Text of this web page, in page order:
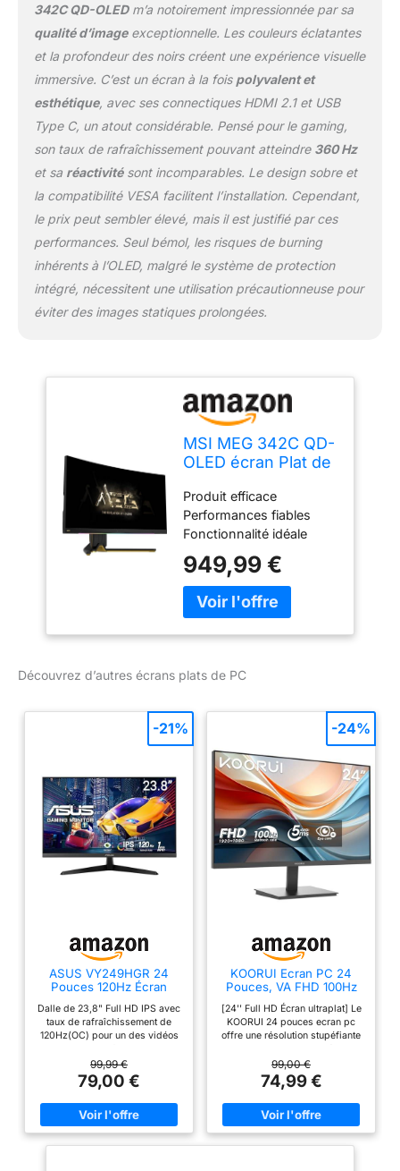
342C QD-OLEDm’a notoirement impressionnée par sa
qualité d’imageexceptionnelle. Les couleurs éclatantes
et la profondeur des noirs créent une expérience visuelle
immersive. C’est un écran à la fois polyvalent et
esthétique, avec ses connectiques HDMI 2.1 et USB
Type C, un atout considérable. Pensé pour le gaming,
son taux de rafraîchissement pouvant atteindre 360 Hz
et sa réactivitésont incomparables. Le design sobre et
la compatibilité VESA facilitent l’installation. Cependant,
le prix peut sembler élevé, mais il est justifié par ces
performances. Seul bémol, les risques de burning
inhérents à l’OLED, malgré le système de protection
intégré, nécessitent une utilisation précautionneuse pour
éviter des images statiques prolongées.
MSI MEG 342C QD-
OLED écran Plat de
3440 x 1440 Pixels
UltraWide Quad HD
Noir
Produit efficace
Performances fiables
Fonctionnalité idéale
949,99 €
Découvrez d’autres écrans plats de PC
ASUS VY249HGR 24
Pouces 120Hz Écran
Dalle de 23,8" Full HD IPS avec
taux de rafraîchissement de
120Hz(OC) pour un des vidéos
technologie SmoothMotion et un
MPRT de 1ms éliminent le
traçage et garantissent une
lecture vidéo claire et nette lors
de l'utilisation quotidienne.
Adaptive Sync offre des visuels
fluides et sans artefact, quelle
99,99 €
79,00 €
-21%
KOORUI Ecran PC 24
Pouces, VA FHD 100Hz
Eye Care Moniteur
E2412F
[24'' Full HD Écran ultraplat] Le
KOORUI 24 pouces ecran pc
offre une résolution stupéfiante
ultrafin, offrant des images
nettes et détaillées et des
couleurs vibrantes pour une
expérience visuelle améliorée
dans un design élégant [Taux
de rafraîchissement de 100Hz]
Améliorez votre divertissement
99,00 €
74,99 €
-24%